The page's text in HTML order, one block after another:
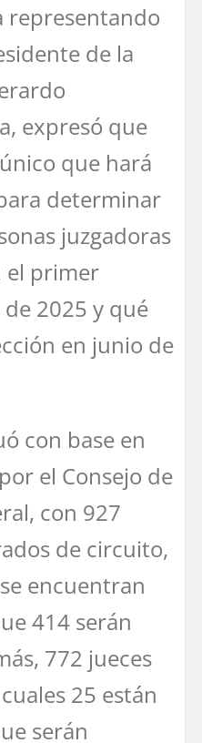
representando
de la
expresó que
que hará
determinar
juzgadoras
el primer
2025 y qué
en junio de
con base en
el Consejo de
con 927
de circuito,
encuentran
414 serán
772 jueces
25 están
serán